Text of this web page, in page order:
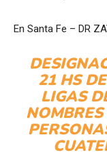
En Santa Fe – DR
21 HS
LIGAS